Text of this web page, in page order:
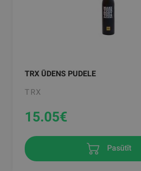
TRX ŪDENS PUDELE
TRX
15.05€
Pasūtīt